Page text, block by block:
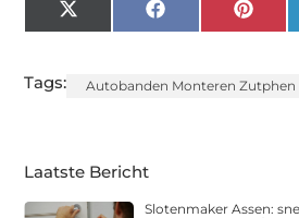
X
(Twitter)
Facebook
Tags: Autobanden Monteren Zutphen
Laatste Bericht
Slotenmaker Assen: